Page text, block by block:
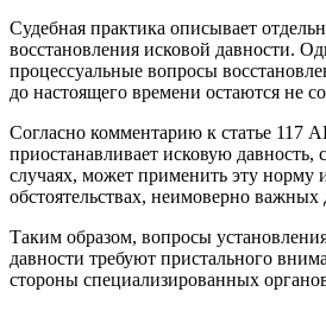
Судебная практика описывает
восстановления исковой давности.
процессуальные вопросы
до настоящего времени остаются не
Согласно комментарию к статье 117
приостанавливает исковую давность,
случаях, может применить эту норму
обстоятельствах, неимоверно важных
Таким образом, вопросы
давности требуют пристального
стороны специализированных